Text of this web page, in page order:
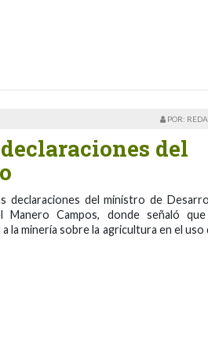
POR:
del
declaraciones del ministro de
Manero Campos, donde señaló
la minería sobre la agricultura en el uso